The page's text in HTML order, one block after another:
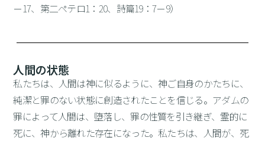
－17、第二ペテロ1：20、詩篇19：7－9）
人間の状態
私たちは、人間は神に似るように、神ご自身のかたちに、
純潔と罪のない状態に創造されたことを信じる。アダムの
罪によって人間は、堕落し、罪の性質を引き継ぎ、霊的に
死に、神から離れた存在になった。私たちは、人間が、死